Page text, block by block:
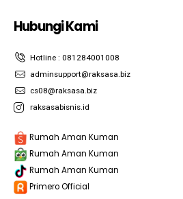
Hubungi Kami
Hotline : 081284001008
adminsupport@raksasa.biz
cs08@raksasa.biz
raksasabisnis.id
Rumah Aman Kuman
Rumah Aman Kuman
Rumah Aman Kuman
Primero Official